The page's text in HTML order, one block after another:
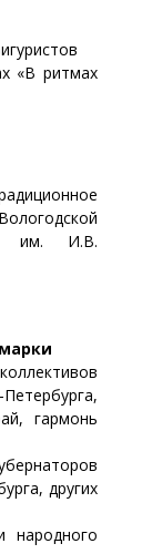
«В ритмах
им. И.В.
гармонь
других
народного